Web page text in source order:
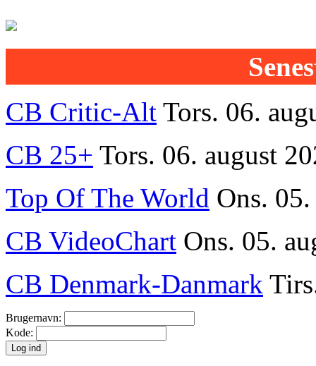
CB Critic-Alt Tors. 06.
CB 25+ Tors. 06. august
Top Of The World Ons.
CB VideoChart Ons. 05.
CB Denmark-Danmark
Brugernavn:
Kode: